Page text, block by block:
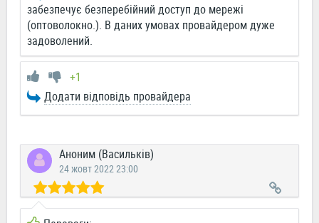
забезпечує безперебійний доступ до мережі
(оптоволокно.). В даних умовах провайдером дуже
задоволений.
+1
Додати відповідь провайдера
Аноним (Васильків)
24 жовт 2022 23:00